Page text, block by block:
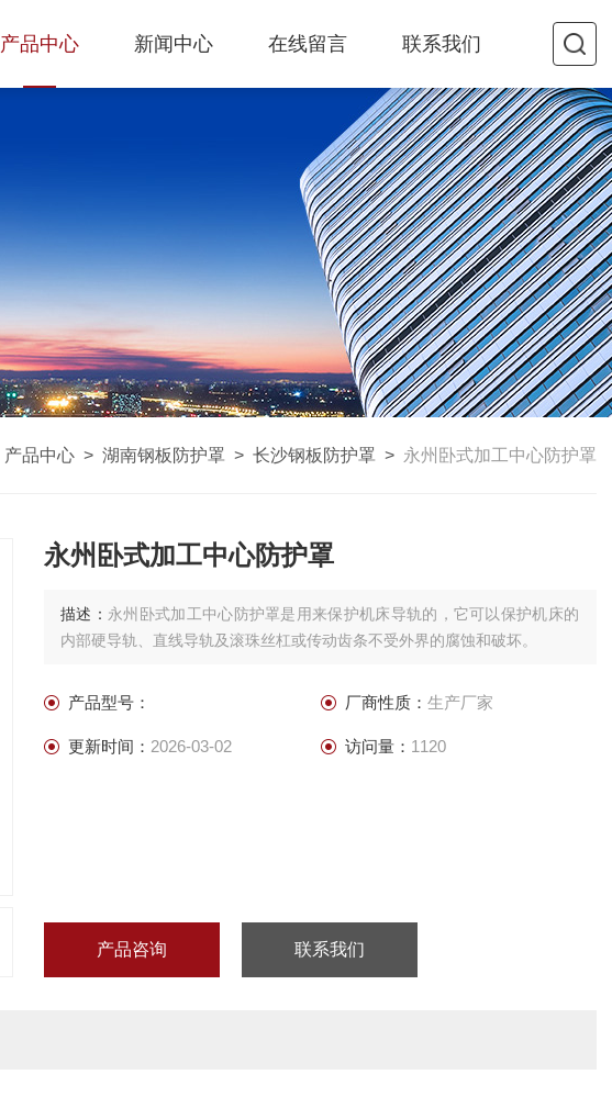
产品中心 新闻中心 在线留言 联系我们
产品中心 > 湖南钢板防护罩 > 长沙钢板防护罩 > 永州卧式加工中心防护罩
永州卧式加工中心防护罩
描述： 永州卧式加工中心防护罩是用来保护机床导轨的，它可以保护机床的
内部硬导轨、直线导轨及滚珠丝杠或传动齿条不受外界的腐蚀和破坏。
产品型号： 厂商性质： 生产厂家
更新时间： 2026-03-02 访问量： 1120
产品咨询 联系我们